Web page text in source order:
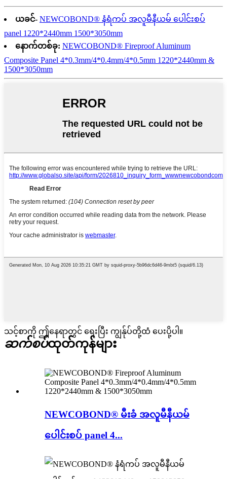
ယခင်- NEWCOBOND® နံရံကပ် အလူမီနီယမ် ပေါင်းစပ်
panel 1220*2440mm 1500*3050mm
နောက်တစ်ခု: NEWCOBOND® Fireproof Aluminum
Composite Panel 4*0.3mm/4*0.4mm/4*0.5mm 1220*2440mm &
1500*3050mm
သင့်စာကို ဤနေရာတွင် ရေးပြီး ကျွန်ုပ်တို့ထံ ပေးပို့ပါ။
ဆက်စပ်ထုတ်ကုန်များ
NEWCOBOND® မီးခံ အလူမီနီယမ်
ပေါင်းစပ် panel 4...